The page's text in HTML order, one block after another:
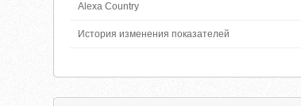
Alexa Country
История изменения показателей